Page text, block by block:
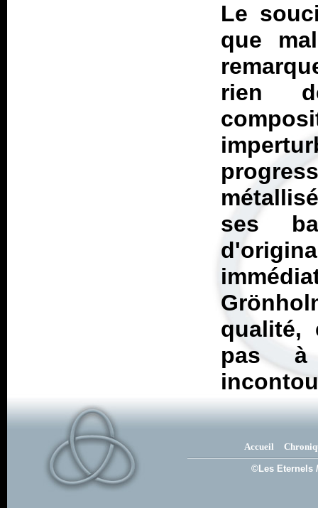
Le
que
rien
ses
qualité,
pas à
Accueil
©Les Eternels